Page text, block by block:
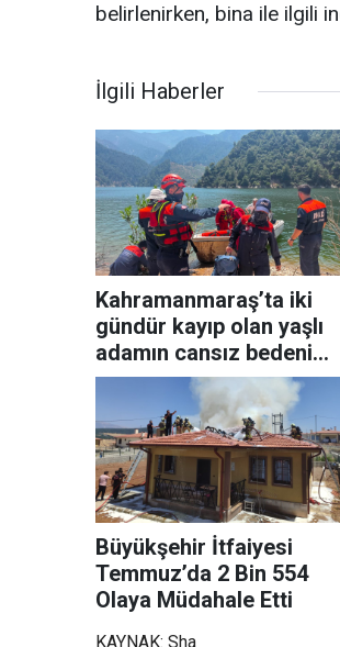
belirlenirken, bina ile ilgili
İlgili Haberler
Kahramanmaraş’ta iki
gündür kayıp olan yaşlı
adamın cansız bedeni
barajda bulundu
Büyükşehir İtfaiyesi
Temmuz’da 2 Bin 554
Olaya Müdahale Etti
KAYNAK: Sha